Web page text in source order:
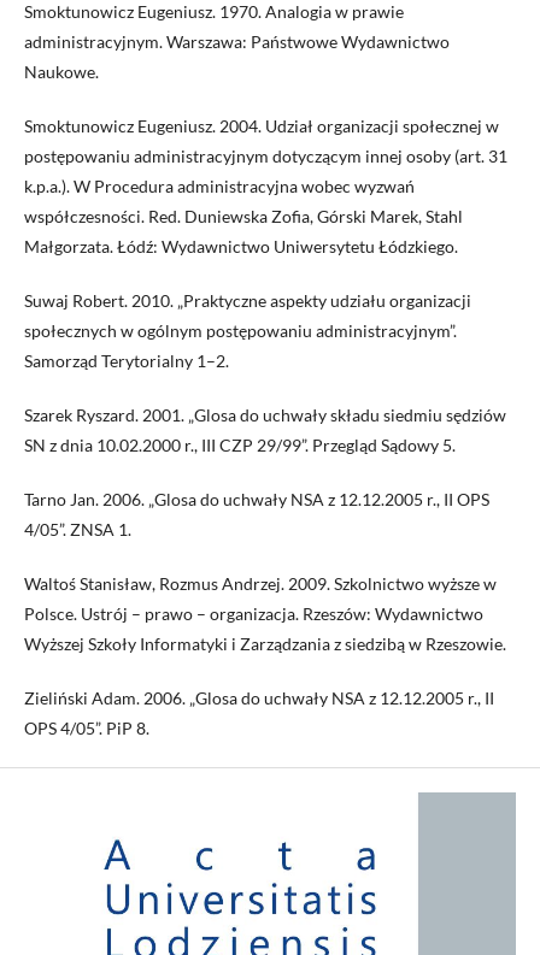
Smoktunowicz Eugeniusz. 1970. Analogia w prawie
administracyjnym. Warszawa: Państwowe Wydawnictwo
Naukowe.
Smoktunowicz Eugeniusz. 2004. Udział organizacji społecznej w
postępowaniu administracyjnym dotyczącym innej osoby (art. 31
k.p.a.). W Procedura administracyjna wobec wyzwań
współczesności. Red. Duniewska Zofia, Górski Marek, Stahl
Małgorzata. Łódź: Wydawnictwo Uniwersytetu Łódzkiego.
Suwaj Robert. 2010. „Praktyczne aspekty udziału organizacji
społecznych w ogólnym postępowaniu administracyjnym”.
Samorząd Terytorialny 1–2.
Szarek Ryszard. 2001. „Glosa do uchwały składu siedmiu sędziów
SN z dnia 10.02.2000 r., III CZP 29/99”. Przegląd Sądowy 5.
Tarno Jan. 2006. „Glosa do uchwały NSA z 12.12.2005 r., II OPS
4/05”. ZNSA 1.
Waltoś Stanisław, Rozmus Andrzej. 2009. Szkolnictwo wyższe w
Polsce. Ustrój – prawo – organizacja. Rzeszów: Wydawnictwo
Wyższej Szkoły Informatyki i Zarządzania z siedzibą w Rzeszowie.
Zieliński Adam. 2006. „Glosa do uchwały NSA z 12.12.2005 r., II
OPS 4/05”. PiP 8.